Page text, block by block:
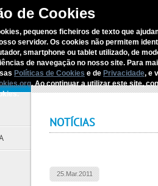
de Cookies
pequenos ficheiros de texto que
servidor. Os cookies não permitem
smartphone ou tablet utilizado, de
de navegação no nosso site. Para
Políticas de Cookies e de Privacidade, e
. Ao continuar a utilizar este site,
REDITUS
Início › Comunicação › Notícias
NOTÍCIAS
25.Mar.2011